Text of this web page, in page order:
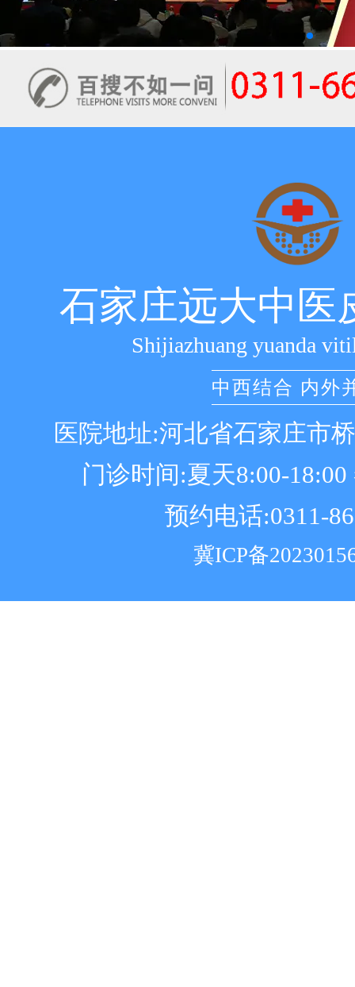
石家庄远大中医
Shijiazhuang yuanda
中西结合 内外
医院地址:河北省石家庄市
门诊时间:夏天8:00-18:00
预约电话:0311-
冀ICP备